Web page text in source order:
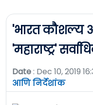
'भारत कौशल्य
'महाराष्ट्र'
Date: Dec 10, 2019
आणि निर्देशांक